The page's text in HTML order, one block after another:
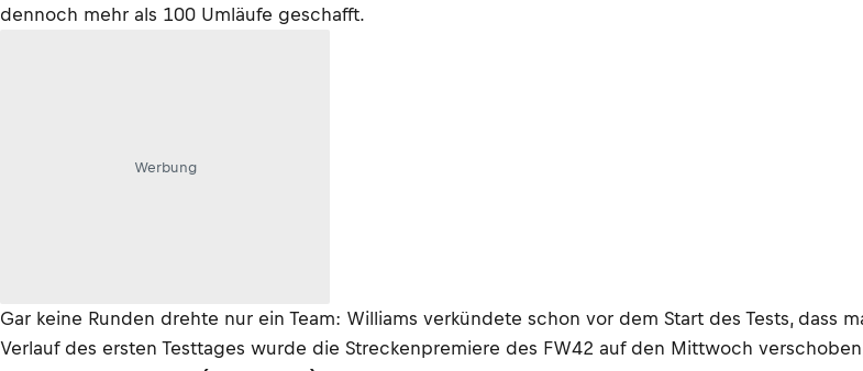
dennoch mehr als 100 Umläufe geschafft.
Werbung
Gar keine Runden drehte nur ein Team: Williams verkündete schon vor dem Start des Tests, dass
Verlauf des ersten Testtages wurde die Streckenpremiere des FW42 auf den Mittwoch